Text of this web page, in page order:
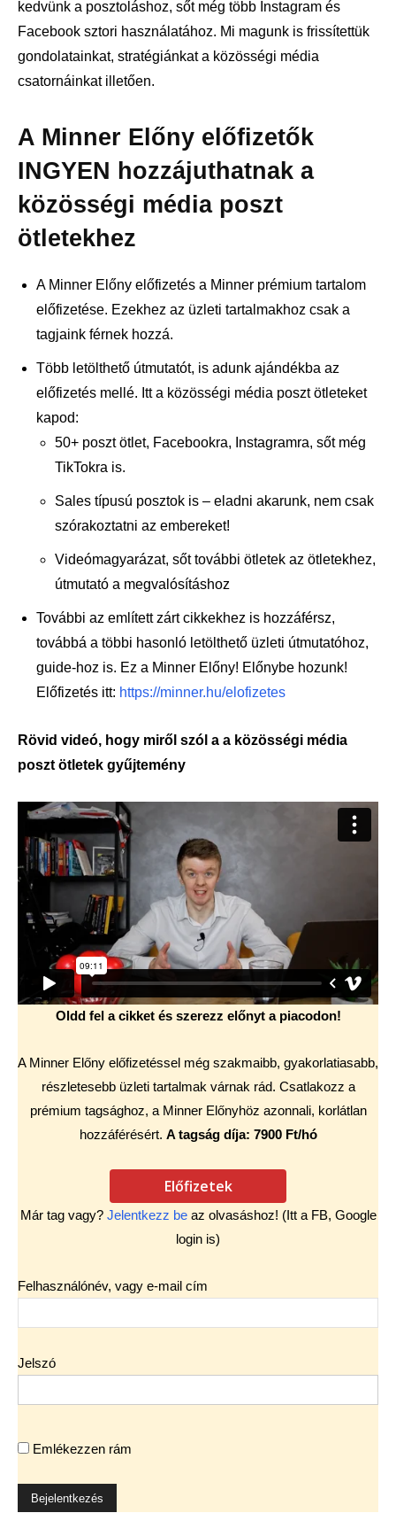
kedvünk a posztoláshoz, sőt még több Instagram és
Facebook sztori használatához. Mi magunk is frissítettük
gondolatainkat, stratégiánkat a közösségi média
csatornáinkat illetően.
A Minner Előny előfizetők
INGYEN hozzájuthatnak a
közösségi média poszt
ötletekhez
A Minner Előny előfizetés a Minner prémium tartalom
előfizetése. Ezekhez az üzleti tartalmakhoz csak a
tagjaink férnek hozzá.
Több letölthető útmutatót, is adunk ajándékba az
előfizetés mellé. Itt a közösségi média poszt ötleteket
kapod:
50+ poszt ötlet, Facebookra, Instagramra, sőt még
TikTokra is.
Sales típusú posztok is – eladni akarunk, nem csak
szórakoztatni az embereket!
Videómagyarázat, sőt további ötletek az ötletekhez,
útmutató a megvalósításhoz
További az említett zárt cikkekhez is hozzáférsz,
továbbá a többi hasonló letölthető üzleti útmutatóhoz,
guide-hoz is. Ez a Minner Előny! Előnybe hozunk!
Előfizetés itt: https://minner.hu/elofizetes
Rövid videó, hogy miről szól a a közösségi média
poszt ötletek gyűjtemény
Oldd fel a cikket és szerezz előnyt a piacodon!
A Minner Előny előfizetéssel még szakmaibb, gyakorlatiasabb,
részletesebb üzleti tartalmak várnak rád. Csatlakozz a
prémium tagsághoz, a Minner Előnyhöz azonnali, korlátlan
hozzáférésért. A tagság díja: 7900 Ft/hó
Előfizetek
Már tag vagy? Jelentkezz beaz olvasáshoz! (Itt a FB, Google
login is)
Felhasználónév, vagy e-mail cím
Jelszó
Emlékezzen rám